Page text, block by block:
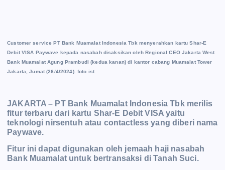
Customer service PT Bank Muamalat Indonesia Tbk menyerahkan kartu Shar-E
Debit VISA Paywave kepada nasabah disaksikan oleh Regional CEO Jakarta West
Bank Muamalat Agung Prambudi (kedua kanan) di kantor cabang Muamalat Tower
Jakarta, Jumat (26/4/2024). foto ist
JAKARTA – PT Bank Muamalat Indonesia Tbk merilis
fitur terbaru dari kartu Shar-E Debit VISA yaitu
teknologi nirsentuh atau contactless yang diberi nama
Paywave.
Fitur ini dapat digunakan oleh jemaah haji nasabah
Bank Muamalat untuk bertransaksi di Tanah Suci.